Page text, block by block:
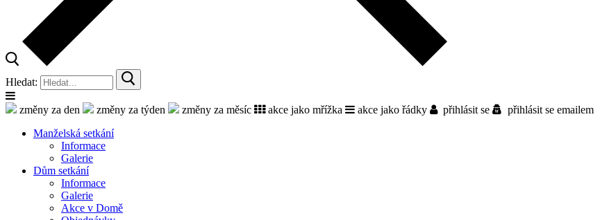
Hledat:
změny za den změny za týden změny za měsíc akce jako mřížka akce jako řádky přihlásit se
přihlásit se emailem
Manželská setkání
Informace
Galerie
Dům setkání
Informace
Galerie
Akce v Domě